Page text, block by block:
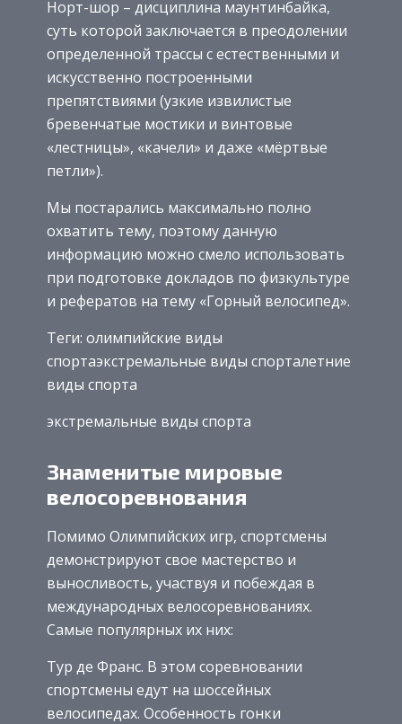
Норт-шор – дисциплина маунтинбайка,
суть которой заключается в преодолении
определенной трассы с естественными и
искусственно построенными
препятствиями (узкие извилистые
бревенчатые мостики и винтовые
«лестницы», «качели» и даже «мёртвые
петли»).
Мы постарались максимально полно
охватить тему, поэтому данную
информацию можно смело использовать
при подготовке докладов по физкультуре
и рефератов на тему «Горный велосипед».
Теги: олимпийские виды
спортаэкстремальные виды спорталетние
виды спорта
экстремальные виды спорта
Знаменитые мировые
велосоревнования
Помимо Олимпийских игр, спортсмены
демонстрируют свое мастерство и
выносливость, участвуя и побеждая в
международных велосоревнованиях.
Самые популярных их них:
Тур де Франс. В этом соревновании
спортсмены едут на шоссейных
велосипедах. Особенность гонки